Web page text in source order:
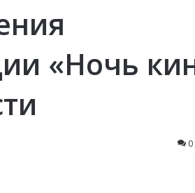
«Ночь
0